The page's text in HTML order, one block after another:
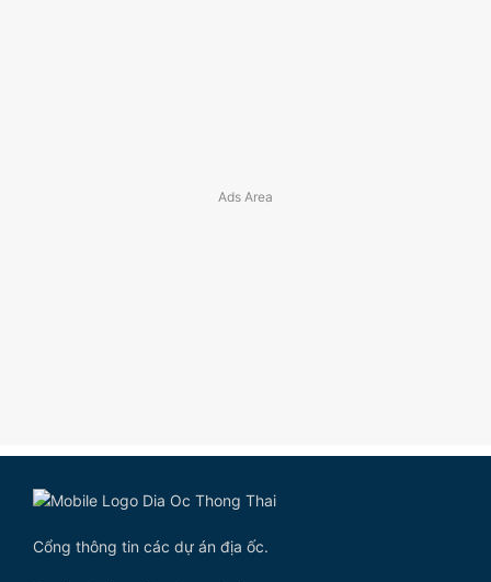
Cổng thông tin các dự án địa ốc.